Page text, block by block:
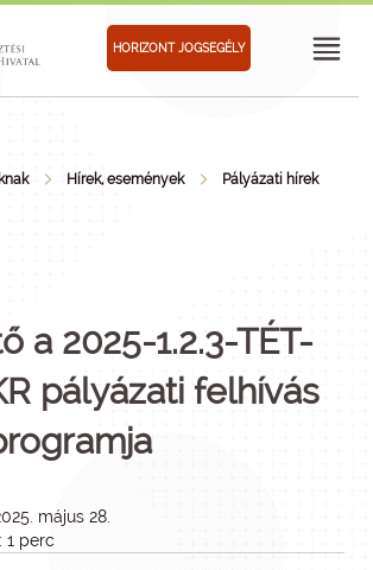
HORIZONT JOGSEGÉLY
Hírek, események
Pályázati hírek
a 2025-1.2.3-TÉT-
pályázati felhívás
május 28.
1 perc